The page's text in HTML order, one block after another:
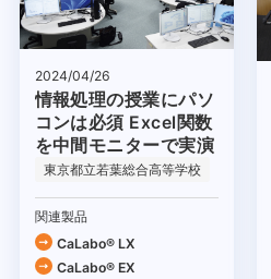
2024/04/26
情報処理の授業にパソ
コンは必須 Excel関数
を中間モニターで実演
東京都立若葉総合高等学校
関連製品
CaLabo® LX
CaLabo® EX